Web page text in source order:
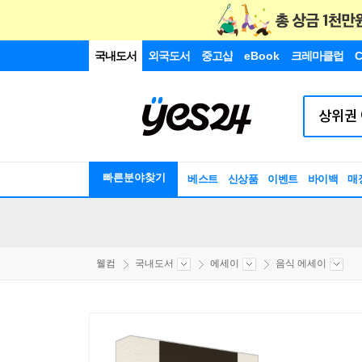
국내도서 외국도서 중고샵 eBook 크레마클럽
빠른분야찾기 베스트 신상품 이벤트 바이백 매
웰컴 국내도서 에세이 음식 에세이